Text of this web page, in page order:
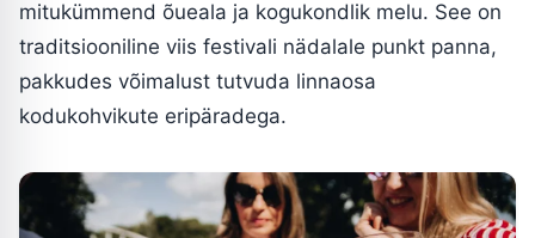
mitukümmend õueala ja kogukondlik melu. See on
traditsiooniline viis festivali nädalale punkt panna,
pakkudes võimalust tutvuda linnaosa
kodukohvikute eripäradega.